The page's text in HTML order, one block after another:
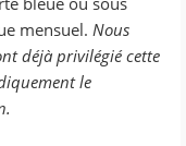
mensuel. Nous
déjà privilégié cette
le